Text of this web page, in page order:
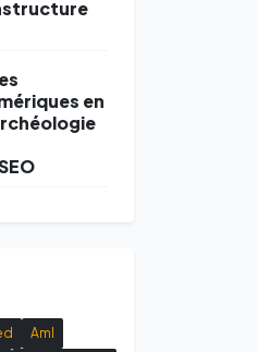
en
AmI